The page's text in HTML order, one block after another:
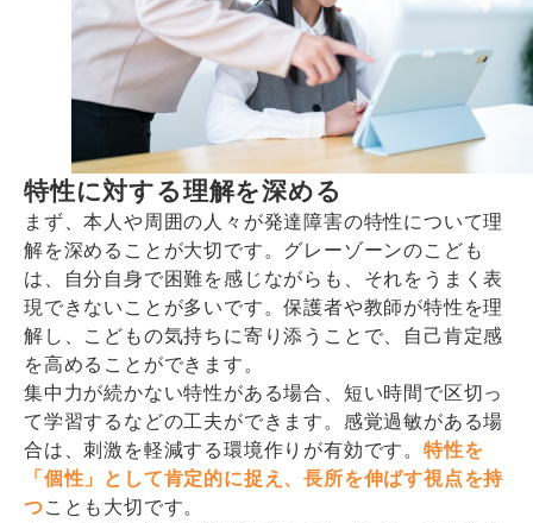
特性に対する理解を深める
まず、本人や周囲の人々が発達障害の特性について理
解を深めることが大切です。グレーゾーンのこども
は、自分自身で困難を感じながらも、それをうまく表
現できないことが多いです。保護者や教師が特性を理
解し、こどもの気持ちに寄り添うことで、自己肯定感
を高めることができます。
集中力が続かない特性がある場合、短い時間で区切っ
て学習するなどの工夫ができます。感覚過敏がある場
合は、刺激を軽減する環境作りが有効です。 特性を
「個性」として肯定的に捉え、長所を伸ばす視点を持
つことも大切です。